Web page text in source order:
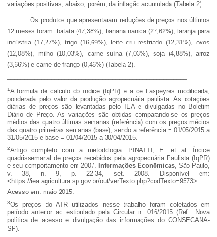
variações positivas, abaixo, porém, da inflação acumulada (Tabela 2).
Os produtos que apresentaram reduções de preços nos últimos
12 meses foram: batata (47,38%), banana nanica (27,62%), laranja para
indústria (17,27%), trigo (16,69%), leite cru resfriado (12,31%), ovos
(12,08%), milho (10,03%), carne suína (7,03%), soja (4,88%), arroz
(3,66%) e carne de frango (0,46%) (Tabela 2).
1A fórmula de cálculo do índice (IqPR) é a de Laspeyres modificada,
ponderada pelo valor da produção agropecuária paulista. As cotações
diárias de preços são levantadas pelo IEA e divulgadas no Boletim
Diário de Preço. As variações são obtidas comparando-se os preços
médios das quatro últimas semanas (referência) com os preços médios
das quatro primeiras semanas (base), sendo a referência = 01/05/2015 a
31/05/2015 e base = 01/04/2015 a 30/04/2015.
2Artigo completo com a metodologia. PINATTI, E. et al. Índice
quadrissemanal de preços recebidos pela agropecuária Paulista (IqPR)
e seu comportamento em 2007.
Informações Econômicas, São Paulo,
v. 38, n. 9, p. 22-34, set. 2008. Disponível em:
<https://iea.agricultura.sp.gov.br/out/verTexto.php?codTexto=9573>.
Acesso em: maio 2015.
3Os preços do ATR utilizados nesse trabalho foram coletados em
período anterior ao estipulado pela Circular n. 016/2015 (Ref.: Nova
política de acesso e divulgação das informações do CONSECANA-
SP).